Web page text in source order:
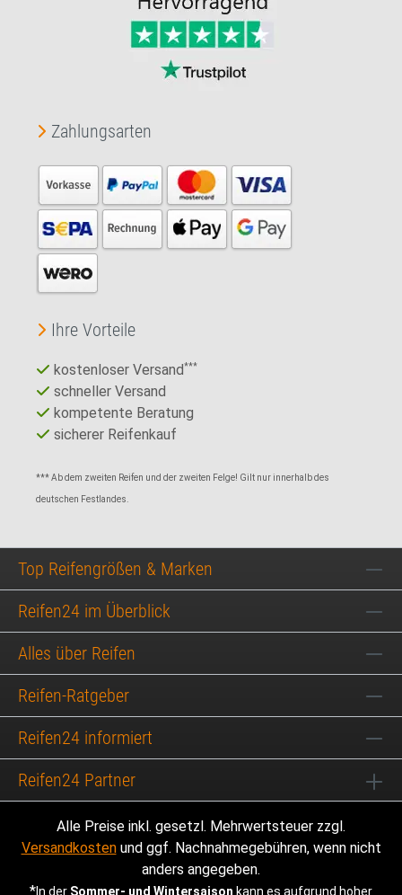
Zahlungsarten
Ihre Vorteile
kostenloser Versand***
schneller Versand
kompetente Beratung
sicherer Reifenkauf
*** Ab dem zweiten Reifen und der zweiten Felge! Gilt nur innerhalb des
deutschen Festlandes.
Top Reifengrößen & Marken
Reifen24 im Überblick
Alles über Reifen
Reifen-Ratgeber
Reifen24 informiert
Reifen24 Partner
Alle Preise inkl. gesetzl. Mehrwertsteuer zzgl.
Versandkostenund ggf. Nachnahmegebühren, wenn nicht
anders angegeben.
*In der Sommer- und Wintersaison kann es aufgrund hoher